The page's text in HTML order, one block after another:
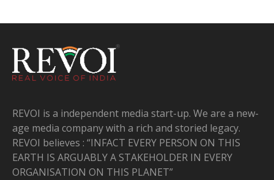
REVOI is a independent media start-up. We are a new-
age media company with a rich and storied legacy.
REVOI believes : “INFACT EVERY PERSON ON THIS
EARTH IS ARGUABLY A STAKEHOLDER IN EVERY
ORGANISATION ON THIS PLANET”